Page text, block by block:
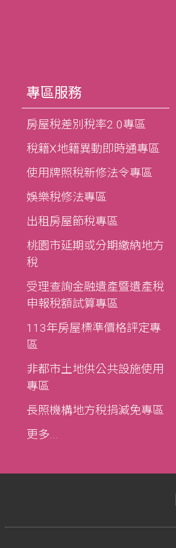
專區服務
房屋稅差別稅率2.0專區
稅籍X地籍異動即時通專區
使用牌照稅新修法令專區
娛樂稅修法專區
出租房屋節稅專區
桃園市延期或分期繳納地方
稅
受理查詢金融遺產暨遺產稅
申報稅額試算專區
113年房屋標準價格評定專
區
非都市土地供公共設施使用
專區
長照機構地方稅捐減免專區
更多...